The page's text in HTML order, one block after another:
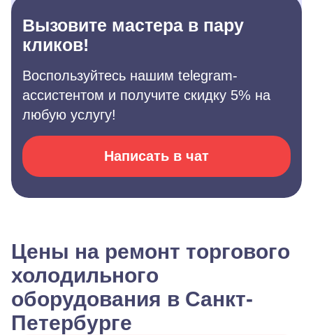
Вызовите мастера в пару
кликов!
Воспользуйтесь нашим telegram-
ассистентом и получите скидку 5% на
любую услугу!
Написать в чат
Цены на ремонт торгового
холодильного
оборудования в Санкт-
Петербурге